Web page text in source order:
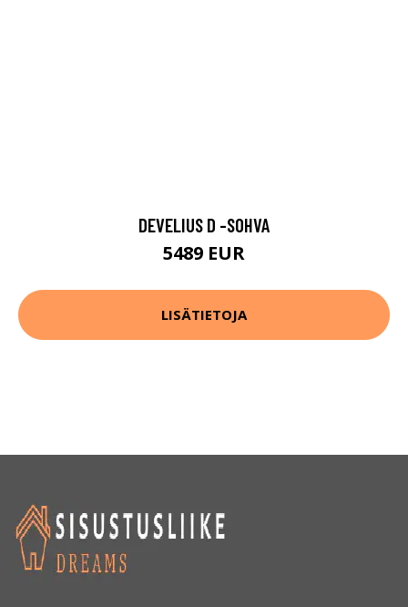
DEVELIUS D -SOHVA
5489 EUR
LISÄTIETOJA